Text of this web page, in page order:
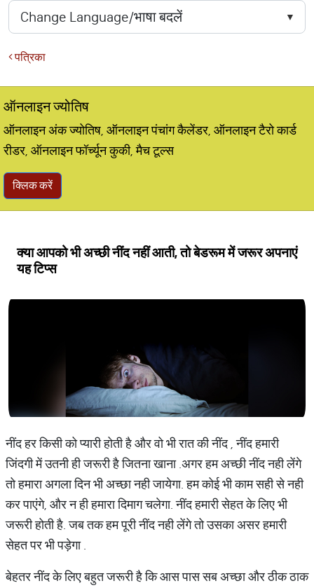
पत्रिका
ऑनलाइन ज्योतिष
ऑनलाइन अंक ज्योतिष, ऑनलाइन पंचांग कैलेंडर, ऑनलाइन टैरो कार्ड
रीडर, ऑनलाइन फॉर्च्यून कुकी, मैच टूल्स
क्लिक करें
क्या आपको भी अच्छी नींद नहीं आती, तो बेडरूम में जरूर अपनाएं
यह टिप्स
नींद हर किसी को प्यारी होती है और वो भी रात की नींद , नींद हमारी
जिंदगी में उतनी ही जरूरी है जितना खाना .अगर हम अच्छी नींद नही लेंगे
तो हमारा अगला दिन भी अच्छा नही जायेगा. हम कोई भी काम सही से नही
कर पाएंगे, और न ही हमारा दिमाग चलेगा. नींद हमारी सेहत के लिए भी
जरूरी होती है. जब तक हम पूरी नींद नही लेंगे तो उसका असर हमारी
सेहत पर भी पड़ेगा .
बेहतर नींद के लिए बहुत जरूरी है कि आस पास सब अच्छा और ठीक ठाक